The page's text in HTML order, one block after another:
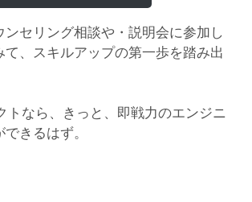
ンセリング相談や・説明会に参加し
て、スキルアップの第一歩を踏み出
トなら、きっと、即戦力のエンジニ
きるはず。